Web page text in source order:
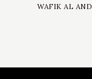
WAFIK AL